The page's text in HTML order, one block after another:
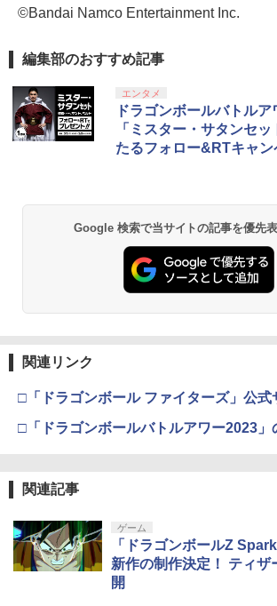
©Bandai Namco Entertainment Inc.
編集部のおすすめ記事
エンタメ
ドラゴンボールバトルア
「ミスター・サタンセ
たるフォロー&RTキャ
Google 検索で当サイトの記事を優先
関連リンク
□「ドラゴンボール ファイターズ」公式
□「ドラゴンボールバトルアワー2023」
関連記事
ゲーム
「ドラゴンボールZ
新作の制作決定！ ティザ
開